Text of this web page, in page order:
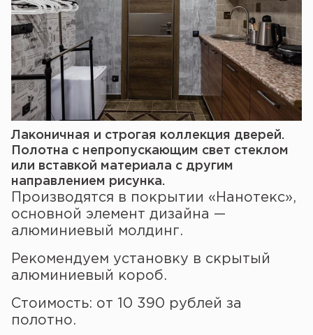
Лаконичная и строгая коллекция дверей.
Полотна с непропускающим свет стеклом
или вставкой материала с другим
направлением рисунка.
Производятся в покрытии «Нанотекс»,
основной элемент дизайна —
алюминиевый молдинг.
Рекомендуем установку в скрытый
алюминиевый короб.
Стоимость: от 10 390 рублей за
полотно.